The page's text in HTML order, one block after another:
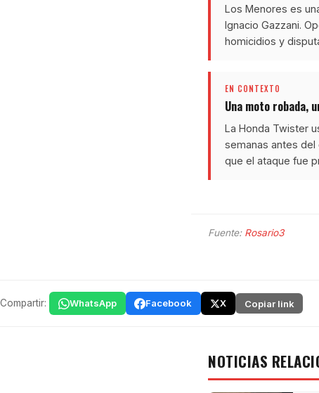
Los Menores es
Ignacio Gazzani.
homicidios y
EN CONTEXTO
Una moto robada,
La Honda Twister
semanas antes
que el ataque fue
Fuente: Rosario3
Compartir: WhatsApp Facebook X Copiar link
NOTICIAS